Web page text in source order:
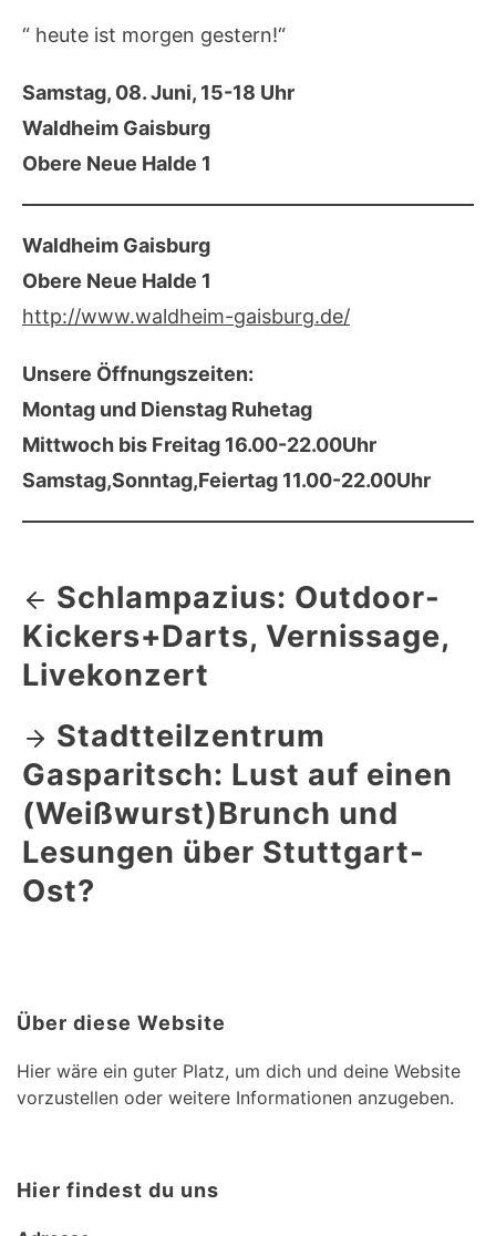
“ heute ist morgen gestern!“
Samstag, 08. Juni, 15-18 Uhr
Waldheim Gaisburg
Obere Neue Halde 1
Waldheim Gaisburg
Obere Neue Halde 1
http://www.waldheim-gaisburg.de/
Unsere Öffnungszeiten:
Montag und Dienstag Ruhetag
Mittwoch bis Freitag 16.00-22.00Uhr
Samstag,Sonntag,Feiertag 11.00-22.00Uhr
Schlampazius: Outdoor-
Kickers+Darts, Vernissage,
Livekonzert
Stadtteilzentrum
Gasparitsch: Lust auf einen
(Weißwurst)Brunch und
Lesungen über Stuttgart-
Ost?
Über diese Website
Hier wäre ein guter Platz, um dich und deine Website
vorzustellen oder weitere Informationen anzugeben.
Hier findest du uns